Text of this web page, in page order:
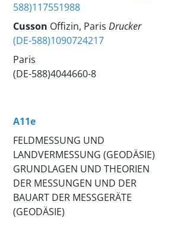
588)117551988
Cusson Offizin, Paris Drucker
(DE-588)1090724217
Paris
(DE-588)4044660-8
A11e
FELDMESSUNG UND
LANDVERMESSUNG (GEODÄSIE)
GRUNDLAGEN UND THEORIEN
DER MESSUNGEN UND DER
BAUART DER MESSGERÄTE
(GEODÄSIE)